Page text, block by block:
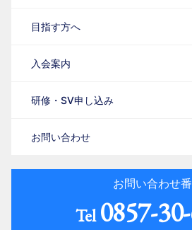
目指す方へ
入会案内
研修・SV申し込み
お問い合わせ
お問い合わせ
Tel0857-